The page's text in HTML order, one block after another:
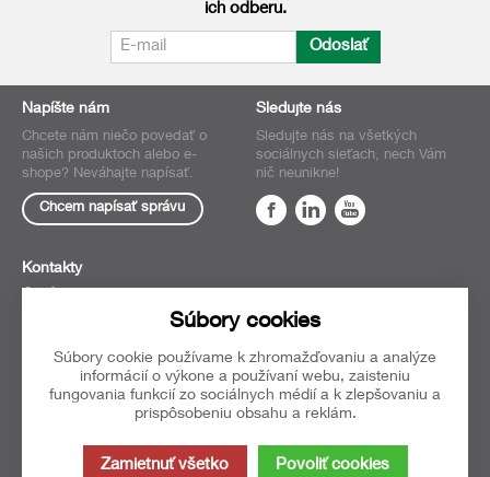
ich odberu.
Odoslať
Napíšte nám
Chcete nám niečo povedať o
našich produktoch alebo e-
shope? Neváhajte napísať.
Chcem napísať správu
Sledujte nás
Sledujte nás na všetkých
sociálnych sieťach, nech Vám
nič neunikne!
Kontakty
Oblúbené
cookies. Kliknite pre viac
Súbory cookies
Súbory cookie používame k zhromažďovaniu a analýze
informácií o výkone a používaní webu, zaisteniu
fungovania funkcií zo sociálnych médií a k zlepšovaniu a
prispôsobeniu obsahu a reklám.
Zamietnuť všetko Povoliť cookies